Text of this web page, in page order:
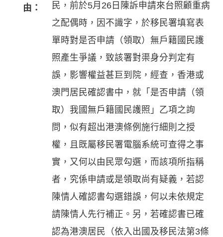
由：
民，前於5月26日陳訴申請來台照顧重病
之配偶時，因不識字，於移民署填寫表
單時對是否申請（領取）無戶籍國民護
照產生爭議，致該署對渠身分判定有
誤，影響權益甚巨到院，經查，香港或
澳門居民確認書中，就「是否申請（領
取）我國無戶籍國民護照」乙項之詢
問，似有超出港澳條例施行細則之授
權，且既屬移民署電腦系統可查得之事
實，又何以由民眾勾選，而該項所指稱
者，究係申請或是領取尚有疑義，若認
陳情人確認書勾選錯誤，何以未依規定
請陳情人先行補正。另，若確認書已確
認為港澳居民（依入出國及移民法第3條